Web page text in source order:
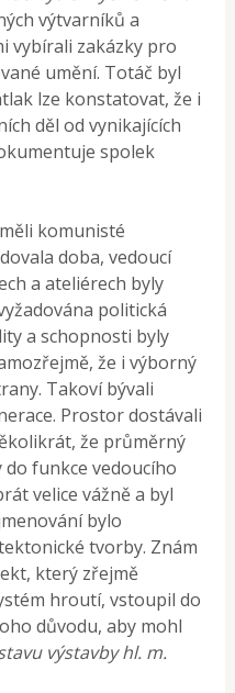
výtvarníků a
vybírali zakázky pro
umění. Totáč byl
lze konstatovat, že i
děl od vynikajících
spolek
komunisté
doba, vedoucí
a ateliérech byly
politická
a schopnosti byly
že i výborný
Takoví bývali
Prostor dostávali
že průměrný
funkce vedoucího
velice vážně a byl
bylo
tvorby. Znám
který zřejmě
hroutí, vstoupil do
důvodu, aby mohl
výstavby hl. m.